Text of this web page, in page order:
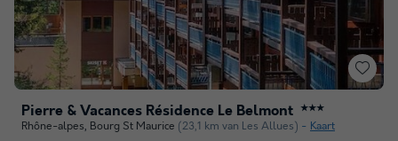
Pierre & Vacances Résidence Le Belmont ★★★
Rhône-alpes, Bourg St Maurice (23,1 km van Les Allues)
Kaart